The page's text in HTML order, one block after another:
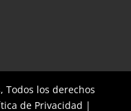
Todos los derechos
de Privacidad |